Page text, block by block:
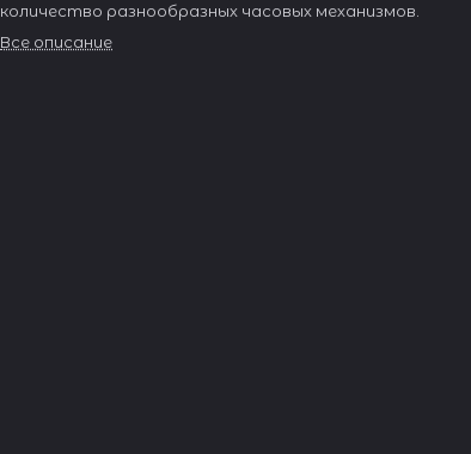
количество разнообразных часовых механизмов.
Все описание